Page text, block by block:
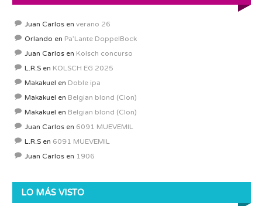
Juan Carlos en verano 26
Orlando en Pa’Lante DoppelBock
Juan Carlos en Kolsch concurso
L.R.S en KOLSCH EG 2025
Makakuel en Doble ipa
Makakuel en Belgian blond (Clon)
Makakuel en Belgian blond (Clon)
Juan Carlos en 6091 MUEVEMIL
L.R.S en 6091 MUEVEMIL
Juan Carlos en 1906
LO MÁS VISTO